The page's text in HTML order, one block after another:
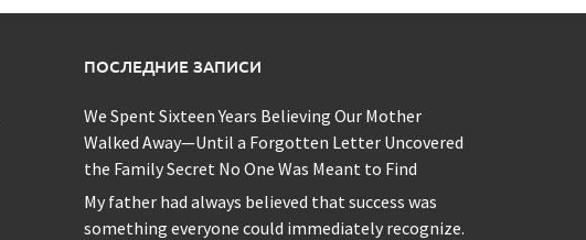
ПОСЛЕДНИЕ ЗАПИСИ
We Spent Sixteen Years Believing Our Mother
Walked Away—Until a Forgotten Letter Uncovered
the Family Secret No One Was Meant to Find
My father had always believed that success was
something everyone could immediately recognize.